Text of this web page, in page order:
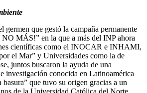
germen que gestó la campaña permanente
MÁS!” en la que a más del INP ahora
científicas como el INOCAR e INHAMI,
el Mar” y Universidades como la de
juntos buscaron la ayuda de una
investigación conocida en Latinoamérica
que tuvo su origen gracias a un
de la Universidad Católica del Norte